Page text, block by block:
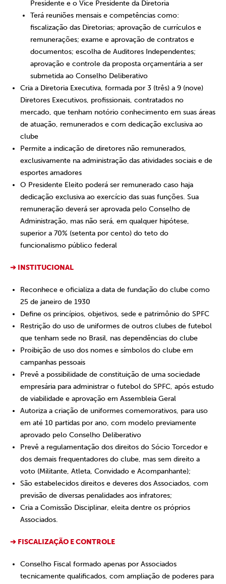
Presidente e o Vice Presidente da Diretoria
Terá reuniões mensais e competências como:
fiscalização das Diretorias; aprovação de currículos e
remunerações; exame e aprovação de contratos e
documentos; escolha de Auditores Independentes;
aprovação e controle da proposta orçamentária a ser
submetida ao Conselho Deliberativo
Cria a Diretoria Executiva, formada por 3 (três) a 9 (nove)
Diretores Executivos, profissionais, contratados no
mercado, que tenham notório conhecimento em suas áreas
de atuação, remunerados e com dedicação exclusiva ao
clube
Permite a indicação de diretores não remunerados,
exclusivamente na administração das atividades sociais e de
esportes amadores
O Presidente Eleito poderá ser remunerado caso haja
dedicação exclusiva ao exercício das suas funções. Sua
remuneração deverá ser aprovada pelo Conselho de
Administração, mas não será, em qualquer hipótese,
superior a 70% (setenta por cento) do teto do
funcionalismo público federal
➔ INSTITUCIONAL
Reconhece e oficializa a data de fundação do clube como
25 de janeiro de 1930
Define os princípios, objetivos, sede e patrimônio do SPFC
Restrição do uso de uniformes de outros clubes de futebol
que tenham sede no Brasil, nas dependências do clube
Proibição de uso dos nomes e símbolos do clube em
campanhas pessoais
Prevê a possibilidade de constituição de uma sociedade
empresária para administrar o futebol do SPFC, após estudo
de viabilidade e aprovação em Assembleia Geral
Autoriza a criação de uniformes comemorativos, para uso
em até 10 partidas por ano, com modelo previamente
aprovado pelo Conselho Deliberativo
Prevê a regulamentação dos direitos do Sócio Torcedor e
dos demais frequentadores do clube, mas sem direito a
voto (Militante, Atleta, Convidado e Acompanhante);
São estabelecidos direitos e deveres dos Associados, com
previsão de diversas penalidades aos infratores;
Cria a Comissão Disciplinar, eleita dentre os próprios
Associados.
➔ FISCALIZAÇÃO E CONTROLE
Conselho Fiscal formado apenas por Associados
tecnicamente qualificados, com ampliação de poderes para